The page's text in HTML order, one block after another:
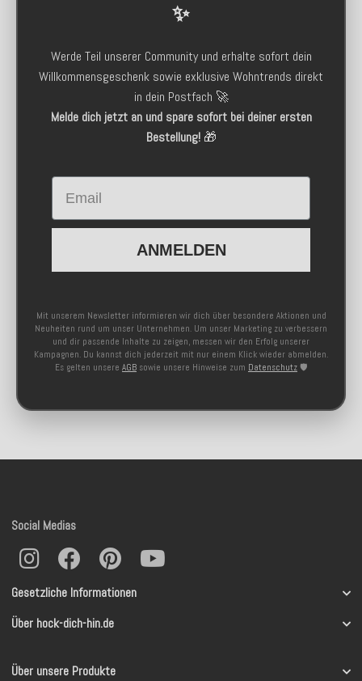
✨
Werde Teil unserer Community und erhalte sofort dein
Willkommensgeschenk sowie exklusive Wohntrends direkt
in dein Postfach 🚀
Melde dich jetzt an und spare sofort bei deiner ersten
Bestellung!🎁
Email
ANMELDEN
Mit unserem Newsletter informieren wir dich über besondere Aktionen und
Neuheiten rund um unser Unternehmen. Um unser Marketing zu verbessern
und dir passende Inhalte zu zeigen, messen wir den Erfolg unserer
Kampagnen. Du kannst dich jederzeit mit nur einem Klick wieder abmelden.
Es gelten unsere AGB sowie unsere Hinweise zum Datenschutz 🛡️
Gesetzliche Informationen
Über hock-dich-hin.de
Über unsere Produkte
Social Medias